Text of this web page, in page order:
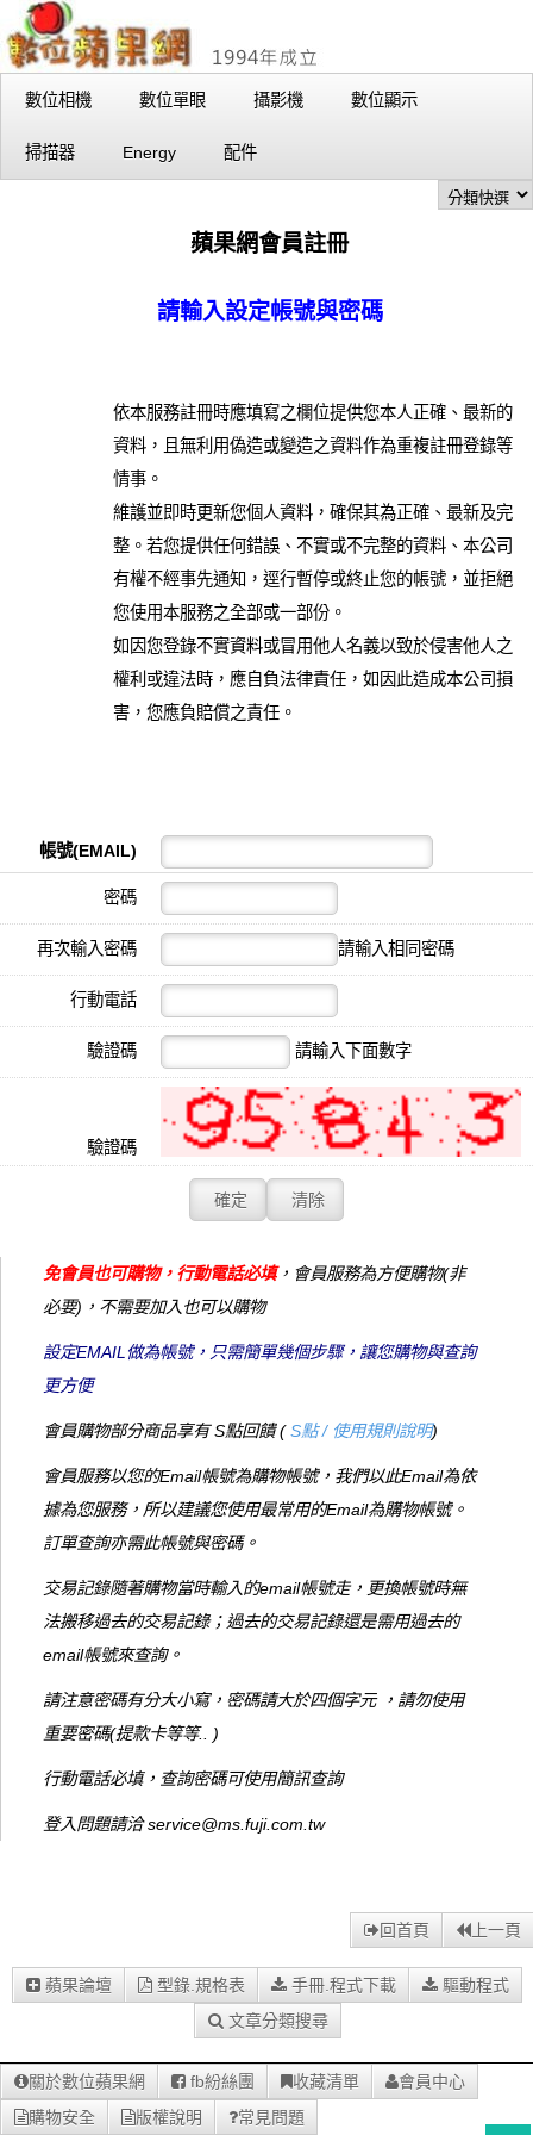
數位相機 數位單眼 攝影機 數位顯示
掃描器 Energy 配件
蘋果網會員註冊
請輸入設定帳號與密碼
依本服務註冊時應填寫之欄位提供您本人正確、最新的
資料，且無利用偽造或變造之資料作為重複註冊登錄等
情事。
維護並即時更新您個人資料，確保其為正確、最新及完
整。若您提供任何錯誤、不實或不完整的資料、本公司
有權不經事先通知，逕行暫停或終止您的帳號，並拒絕
您使用本服務之全部或一部份。
如因您登錄不實資料或冒用他人名義以致於侵害他人之
權利或違法時，應自負法律責任，如因此造成本公司損
害，您應負賠償之責任。
帳號(EMAIL)
密碼
再次輸入密碼 請輸入相同密碼
行動電話
驗證碼 請輸入下面數字
驗證碼
免會員也可購物，行動電話必填，會員服務為方便購物(非
必要)，不需要加入也可以購物
設定EMAIL做為帳號，只需簡單幾個步驟，讓您購物與查詢
更方便
會員購物部分商品享有 S點回饋 (S點 / 使用規則說明)
會員服務以您的Email帳號為購物帳號，我們以此Email為依
據為您服務，所以建議您使用最常用的Email為購物帳號。
訂單查詢亦需此帳號與密碼。
交易記錄隨著購物當時輸入的email帳號走，更換帳號時無
法搬移過去的交易記錄；過去的交易記錄還是需用過去的
email帳號來查詢。
請注意密碼有分大小寫，密碼請大於四個字元 ，請勿使用
重要密碼(提款卡等等.. )
行動電話必填，查詢密碼可使用簡訊查詢
登入問題請洽 service@ms.fuji.com.tw
回首頁 上一頁
蘋果論壇 型錄.規格表 手冊.程式下載
驅動程式
文章分類搜尋
關於數位蘋果網 fb紛絲團 收藏清單
會員中心
購物安全
版權說明 常見問題